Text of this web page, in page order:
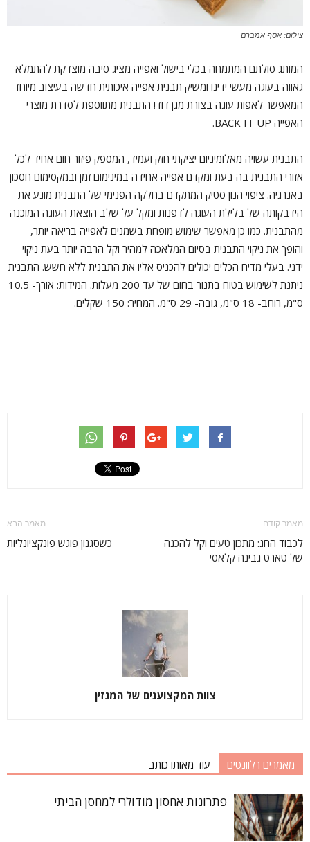
צילום: אסף אמברם
המותג סולתם המתמחה בכלי בישול ואפייה מציג סיבה מוצדקת להתמלא
גאווה בעוגה מעשי ידינו ומשיק תבנית אפייה איכותית חדשה בעיצוב מיוחד
המאפשר לאפות עוגה בצורת מגן דוד! התבנית מתווספת לסדרת מוצרי
האפייה BACK IT UP.
התבנית עשויה מאלומיניום יציקתי חזק ועמיד, המספק פיזור חום אחיד לכל
אזורי התבנית בה בעת ומקדם אפייה אחידה במינימום זמן ובמקסימום חסכון
באנרגיה. ציפוי הנון סטיק המתקדם בחלקה הפנימי של התבנית מונע את
הידבקותה של בלילת העוגה לדפנות ומקל על שלב הוצאת העוגה המוכנה
מהתבנית. כמו כן מאפשר שימוש מופחת בשמנים לאפייה בריאה יותר,
והופך את ניקוי התבנית בסיום המלאכה למהיר וקל הרבה יותר בעת ניקוי
ידני. בעלי מדיח הכלים יכולים להכניס אליו את התבנית ללא חשש. התבנית
ניתנת לשימוש בטוח בתנור בחום של עד 200 מעלות. המידות: אורך- 10.5
ס"מ, רוחב- 18 ס"מ, גובה- 29 ס"מ. המחיר: 150 שקלים.
מאמר קודם
לכבוד החג: מתכון טעים וקל להכנה
של טארט גבינה קלאסי
מאמר הבא
כשסגנון פוגש פונקציונליות
צוות המקצוענים של המגזין
מאמרים רלוונטים עוד מאותו כותב
פתרונות אחסון מודולרי למחסן הביתי